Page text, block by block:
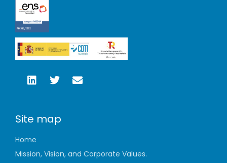
Site map
Home
Mission, Vision, and Corporate Values.